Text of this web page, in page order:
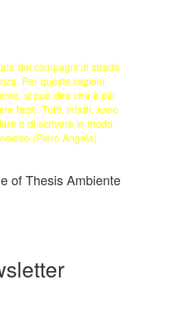
dei compagni di strada
Per queste ragioni,
si può dire che è più
facili. Tutti, infatti, sono
o di scrivere in modo
(Piero Angela)